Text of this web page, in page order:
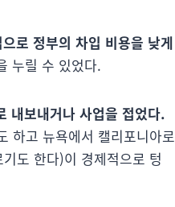
로 정부의 차입 비용을 낮게
누릴 수 있었다.
내보내거나 사업을 접었다.
하고 뉴욕에서 캘리포니아로
도 한다)이 경제적으로 텅